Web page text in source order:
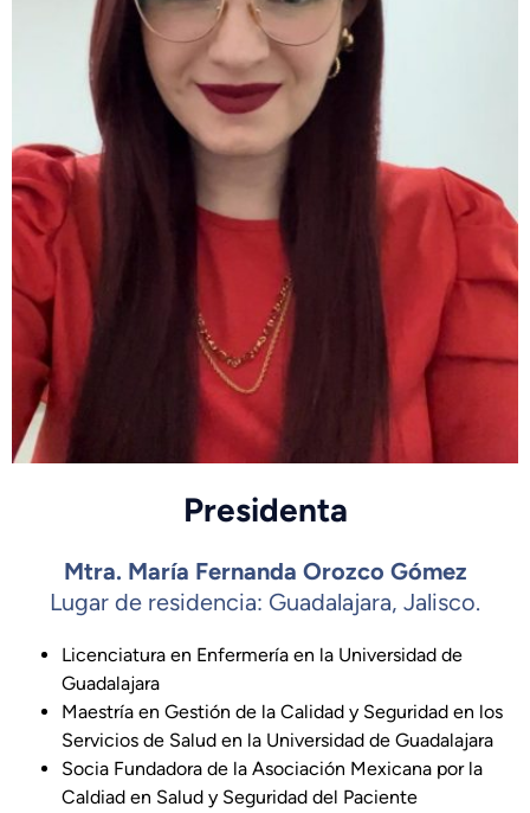
Presidenta
Mtra. María Fernanda Orozco Gómez
Lugar de residencia: Guadalajara, Jalisco.
Licenciatura en Enfermería en la Universidad de
Guadalajara
Maestría en Gestión de la Calidad y Seguridad en los
Servicios de Salud en la Universidad de Guadalajara
Socia Fundadora de la Asociación Mexicana por la
Caldiad en Salud y Seguridad del Paciente